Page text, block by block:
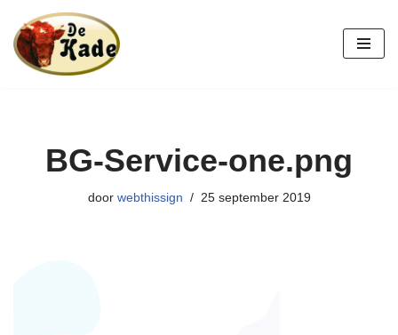
Ga
naar
BG-Service-one.png
door webthissign 25 september 2019